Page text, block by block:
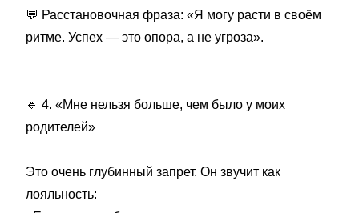
💬 Расстановочная фраза: «Я могу расти в своём
ритме. Успех — это опора, а не угроза».
🔹 4. «Мне нельзя больше, чем было у моих
родителей»
Это очень глубинный запрет. Он звучит как
лояльность: